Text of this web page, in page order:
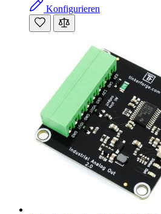
Konfigurieren